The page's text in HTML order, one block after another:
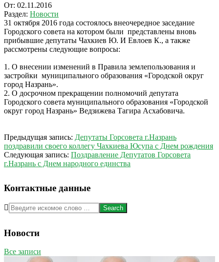
От: 02.11.2016
Раздел: Новости
31 октября 2016 года состоялось внеочередное заседание
Городского совета на котором были представлены вновь
прибывшие депутаты Чахкиев Ю. И Евлоев К., а также
рассмотрены следующие вопросы:
1. О внесении изменений в Правила землепользования и
застройки муниципального образования «Городской округ
город Назрань».
2. О досрочном прекращении полномочий депутата
Городского совета муниципального образования «Городской
округ город Назрань» Ведзижева Тагира Асхабовича.
2016-
11-
02
Предыдущая запись: Депутаты Горсовета г.Назрань
поздравили своего коллегу Чахкиева Юсупа с Днем рождения
Следующая запись: Поздравление Депутатов Горсовета
г.Назрань с Днем народного единства
Контактные данные
Search
Новости
Все записи